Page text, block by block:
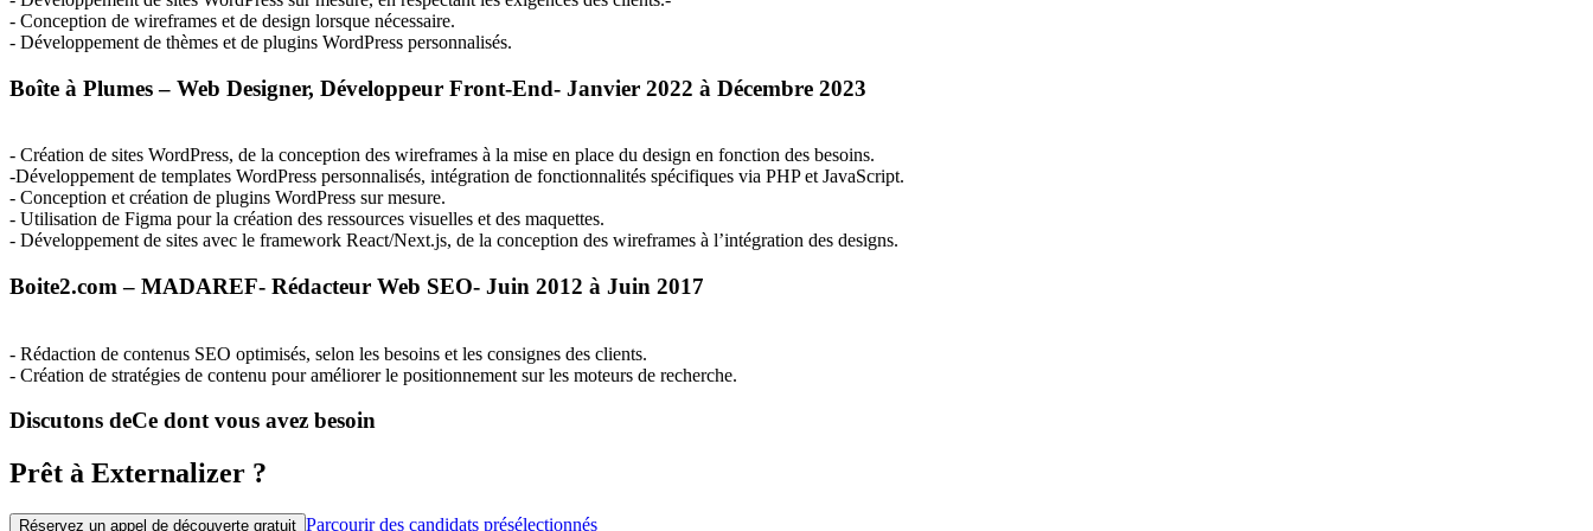
- Conception de wireframes et de design lorsque nécessaire.
- Développement de thèmes et de plugins WordPress personnalisés.
Boîte à Plumes – Web Designer, Développeur Front-End- Janvier 2022 à Décembre 2023
- Création de sites WordPress, de la conception des wireframes à la mise en place du design en fonction des besoins.
-Développement de templates WordPress personnalisés, intégration de fonctionnalités spécifiques via PHPet JavaScript.
- Conception et création de plugins WordPress sur mesure.
- Utilisation de Figma pour la création des ressources visuelles et des maquettes.
- Développement de sites avec le framework React/Next.js, de la conception des wireframes à l’intégration des designs.
Boite2.com – MADAREF- Rédacteur Web SEO- Juin 2012 à Juin 2017
- Rédaction de contenus SEO optimisés, selon les besoins et les consignes des clients.
- Création de stratégies de contenu pour améliorer le positionnement sur les moteurs de recherche.
Discutons deCe dont vous avez besoin
Prêt à Externalizer ?
Réservez un appel de découverte gratuit Parcourir des candidats présélectionnés